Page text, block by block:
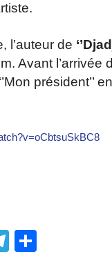
l’auteur de
Avant l’arrivée
président’’
Telegram